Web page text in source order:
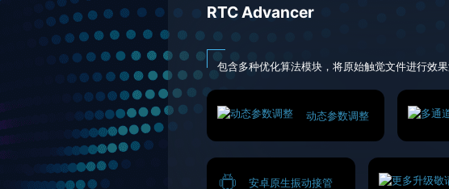
RTC Advancer
包含多种优化算法模块，将原始触觉文件进行效
动态参数调整
安卓原生振动接管